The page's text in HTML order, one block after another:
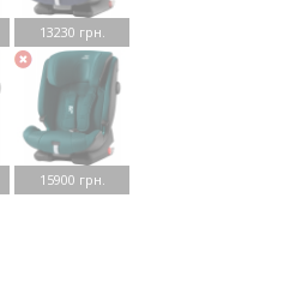
13230 грн.
15900 грн.